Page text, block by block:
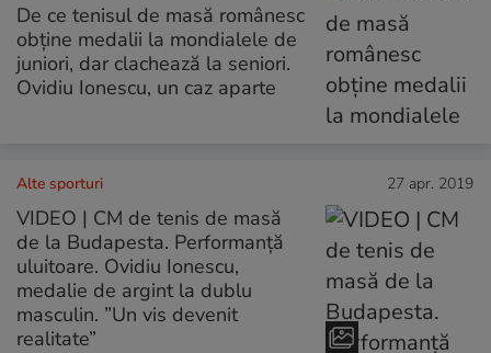
De ce tenisul de masă românesc
obține medalii la mondialele de
juniori, dar clachează la seniori.
Ovidiu Ionescu, un caz aparte
Alte sporturi 27 apr. 2019
VIDEO | CM de tenis de masă
de la Budapesta. Performanță
uluitoare. Ovidiu Ionescu,
medalie de argint la dublu
masculin. ”Un vis devenit
realitate”